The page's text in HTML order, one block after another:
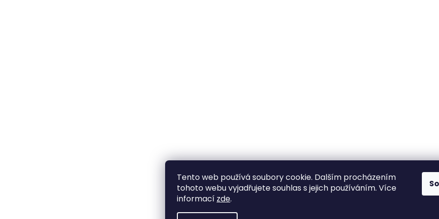
Tento web používá soubory cookie. Dalším procházením
tohoto webu vyjadřujete souhlas s jejich používáním. Více
informací zde.